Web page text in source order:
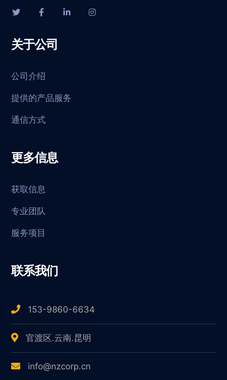
关于公司
公司介绍
提供的产品服务
通信方式
更多信息
获取信息
专业团队
服务项目
联系我们
153-9860-6634
官渡区.云南.昆明
info@nzcorp.cn